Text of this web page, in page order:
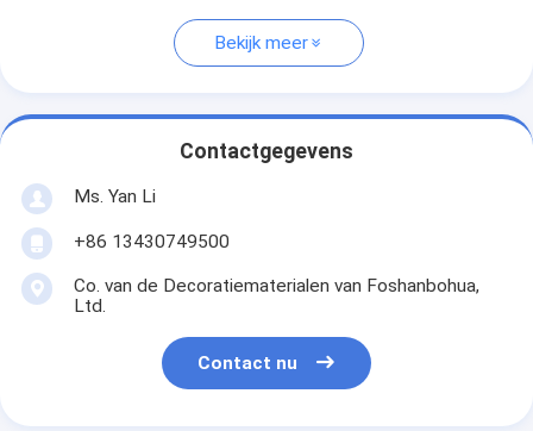
Bekijk meer
Contactgegevens
Ms. Yan Li
+86 13430749500
Co. van de Decoratiematerialen van Foshanbohua,
Ltd.
Contact nu